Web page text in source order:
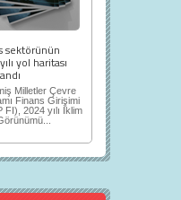
sektörünün
yol haritası
Milletler Çevre
Finans Girişimi
FI), 2024 yılı İklim